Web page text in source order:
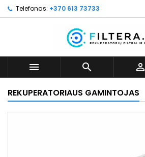
Telefonas: +370 613 73733
  
REKUPERATORIAUS GAMINTOJAS